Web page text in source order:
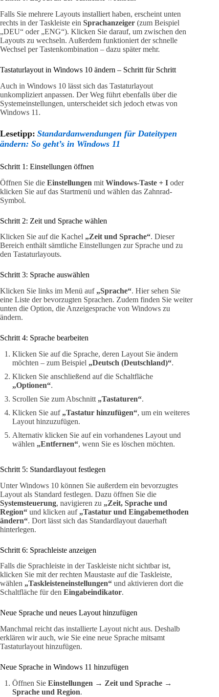
Falls Sie mehrere Layouts installiert haben, erscheint unten
rechts in der Taskleiste ein Sprachanzeiger (zum Beispiel
„DEU“ oder „ENG“). Klicken Sie darauf, um zwischen den
Layouts zu wechseln. Außerdem funktioniert der schnelle
Wechsel per Tastenkombination – dazu später mehr.
Tastaturlayout in Windows 10 ändern – Schritt für Schritt
Auch in Windows 10 lässt sich das Tastaturlayout
unkompliziert anpassen. Der Weg führt ebenfalls über die
Systemeinstellungen, unterscheidet sich jedoch etwas von
Windows 11.
Lesetipp: Standardanwendungen für Dateitypen
ändern: So geht’s in Windows 11
Schritt 1: Einstellungen öffnen
Öffnen Sie die Einstellungen mit Windows-Taste + I oder
klicken Sie auf das Startmenü und wählen das Zahnrad-
Symbol.
Schritt 2: Zeit und Sprache wählen
Klicken Sie auf die Kachel „Zeit und Sprache“. Dieser
Bereich enthält sämtliche Einstellungen zur Sprache und zu
den Tastaturlayouts.
Schritt 3: Sprache auswählen
Klicken Sie links im Menü auf „Sprache“. Hier sehen Sie
eine Liste der bevorzugten Sprachen. Zudem finden Sie weiter
unten die Option, die Anzeigesprache von Windows zu
ändern.
Schritt 4: Sprache bearbeiten
Klicken Sie auf die Sprache, deren Layout Sie ändern
möchten – zum Beispiel „Deutsch (Deutschland)“.
Klicken Sie anschließend auf die Schaltfläche
„Optionen“.
Scrollen Sie zum Abschnitt „Tastaturen“.
Klicken Sie auf „Tastatur hinzufügen“, um ein weiteres
Layout hinzuzufügen.
Alternativ klicken Sie auf ein vorhandenes Layout und
wählen „Entfernen“, wenn Sie es löschen möchten.
Schritt 5: Standardlayout festlegen
Unter Windows 10 können Sie außerdem ein bevorzugtes
Layout als Standard festlegen. Dazu öffnen Sie die
Systemsteuerung, navigieren zu „Zeit, Sprache und
Region“ und klicken auf „Tastatur und Eingabemethoden
ändern“. Dort lässt sich das Standardlayout dauerhaft
hinterlegen.
Schritt 6: Sprachleiste anzeigen
Falls die Sprachleiste in der Taskleiste nicht sichtbar ist,
klicken Sie mit der rechten Maustaste auf die Taskleiste,
wählen „Taskleisteneinstellungen“ und aktivieren dort die
Schaltfläche für den Eingabeindikator.
Neue Sprache und neues Layout hinzufügen
Manchmal reicht das installierte Layout nicht aus. Deshalb
erklären wir auch, wie Sie eine neue Sprache mitsamt
Tastaturlayout hinzufügen.
Neue Sprache in Windows 11 hinzufügen
Öffnen Sie Einstellungen → Zeit und Sprache →
Sprache und Region.